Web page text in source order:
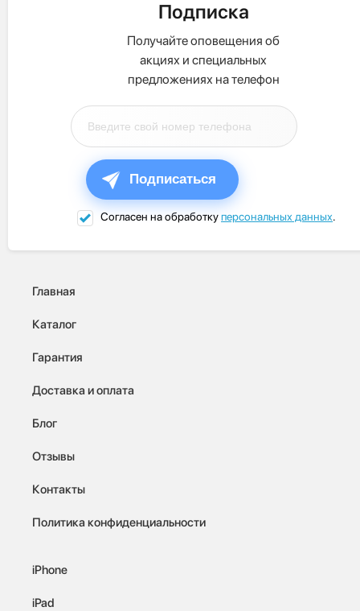
Подписка
Получайте оповещения об
акциях и специальных
предложениях на телефон
Подписаться
Согласен на обработкуперсональных данных.
Главная
Каталог
Гарантия
Доставка и оплата
Блог
Отзывы
Контакты
Политика конфиденциальности
iPhone
iPad